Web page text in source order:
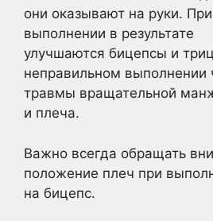
они оказывают на руки.
выполнении в результате
улучшаются бицепсы и
неправильном выполнении
травмы вращательной
и плеча.
Важно всегда обращать
положение плеч при
на бицепс.